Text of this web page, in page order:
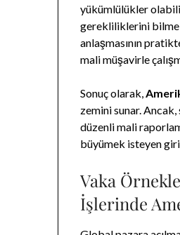
yükümlülükler
gerekliliklerini
anlaşmasının
mali müşavirle
Sonuç olarak,
zemini sunar.
düzenli mali
büyümek isteyen
Vaka
İşlerinde